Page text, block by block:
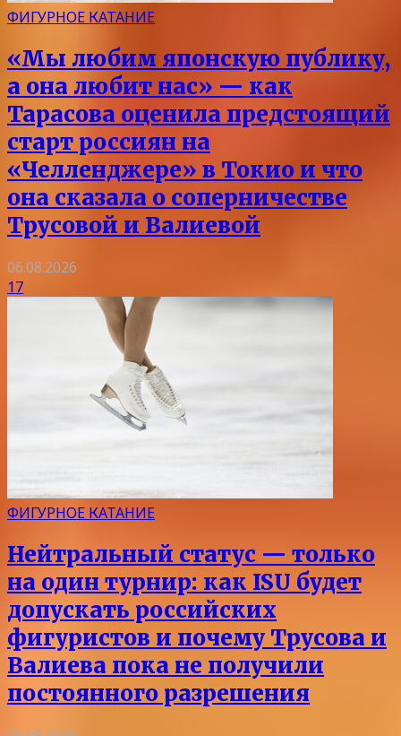
ФИГУРНОЕ КАТАНИЕ
«Мы любим японскую публику,
а она любит нас» — как
Тарасова оценила предстоящий
старт россиян на
«Челленджере» в Токио и что
она сказала о соперничестве
Трусовой и Валиевой
06.08.2026
17
ФИГУРНОЕ КАТАНИЕ
Нейтральный статус — только
на один турнир: как ISU будет
допускать российских
фигуристов и почему Трусова и
Валиева пока не получили
постоянного разрешения